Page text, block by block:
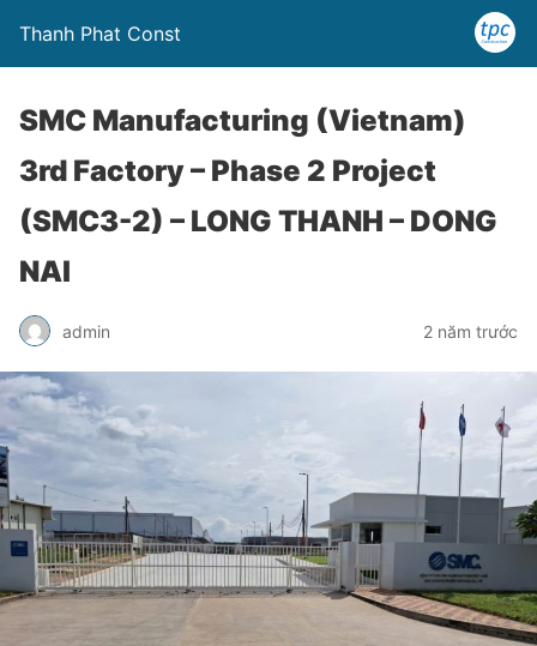
Thanh Phat Const
SMC Manufacturing (Vietnam)
3rd Factory – Phase 2 Project
(SMC3-2) – LONG THANH – DONG
NAI
admin 2 năm trước